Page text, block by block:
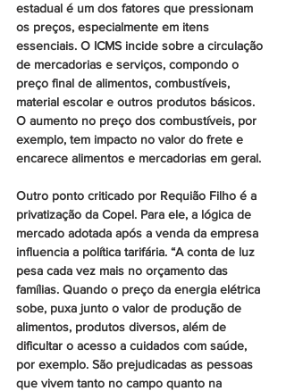
estadual é um dos fatores que pressionam
os preços, especialmente em itens
essenciais. O ICMS incide sobre a circulação
de mercadorias e serviços, compondo o
preço final de alimentos, combustíveis,
material escolar e outros produtos básicos.
O aumento no preço dos combustíveis, por
exemplo, tem impacto no valor do frete e
encarece alimentos e mercadorias em geral.
Outro ponto criticado por Requião Filho é a
privatização da Copel. Para ele, a lógica de
mercado adotada após a venda da empresa
influencia a política tarifária. “A conta de luz
pesa cada vez mais no orçamento das
famílias. Quando o preço da energia elétrica
sobe, puxa junto o valor de produção de
alimentos, produtos diversos, além de
dificultar o acesso a cuidados com saúde,
por exemplo. São prejudicadas as pessoas
que vivem tanto no campo quanto na